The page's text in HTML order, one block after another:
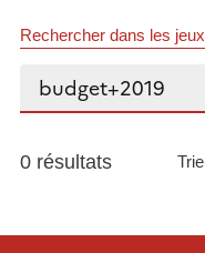
Rechercher dans les
Rechercher...
0 résultats